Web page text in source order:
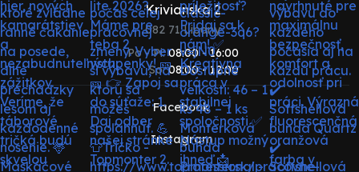
Krivianska 2
082 71 Lipany
Po - Pi:
So:
08:00 - 16:00
08:00 - 12:00
Facebook
Instagram